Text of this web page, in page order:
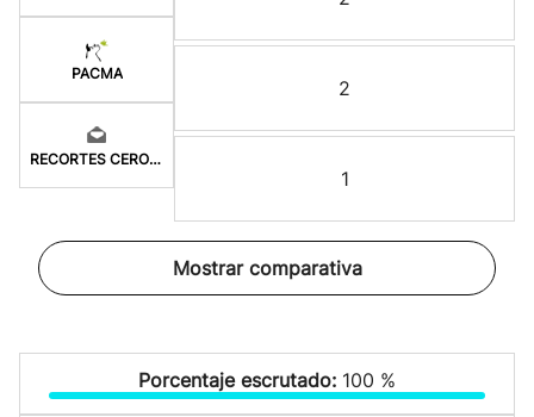
PACMA
RECORTES CERO-GV
2
1
Mostrar comparativa
Porcentaje escrutado: 100 %